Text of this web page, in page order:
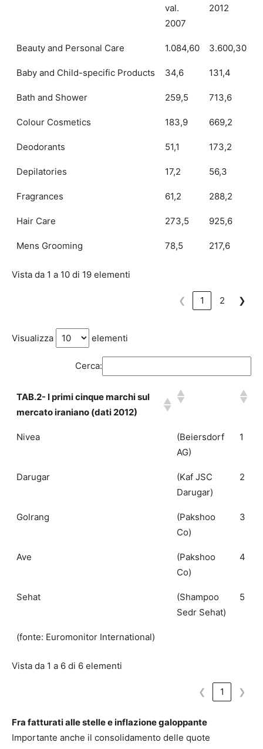
val.
2007
2012
Beauty and Personal Care 1.084,60 3.600,30
Baby and Child-specific Products 34,6 131,4
Bath and Shower 259,5 713,6
Colour Cosmetics 183,9 669,2
Deodorants 51,1 173,2
Depilatories 17,2 56,3
Fragrances 61,2 288,2
Hair Care 273,5 925,6
Mens Grooming 78,5 217,6
Vista da 1 a 10 di 19 elementi
❮ 1 2 ❯
Visualizza elementi
Cerca:
TAB.2- I primi cinque marchi sul
mercato iraniano (dati 2012)
Nivea
(Beiersdorf
AG)
1
Darugar
(Kaf JSC 
Darugar)
2
Golrang
(Pakshoo
Co)
3
Ave
(Pakshoo
Co)
4
Sehat
(Shampoo
Sedr Sehat)
5
(fonte: Euromonitor International)
Vista da 1 a 6 di 6 elementi
❮ 1 ❯
Fra fatturati alle stelle e inflazione galoppante
Importante anche il consolidamento delle quote